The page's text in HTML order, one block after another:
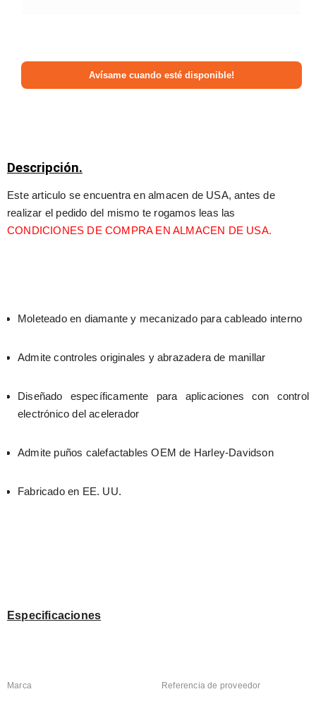
Descripción.
Este articulo se encuentra en almacen de USA, antes de
CONDICIONES DE COMPRA EN ALMACEN DE USA.
Moleteado en diamante y mecanizado para cableado interno
Admite controles originales y abrazadera de manillar
Diseñado específicamente para aplicaciones con control
electrónico del acelerador
Admite puños calefactables OEM de Harley-Davidson
Fabricado en EE. UU.
Especificaciones
Marca Referencia de proveedor